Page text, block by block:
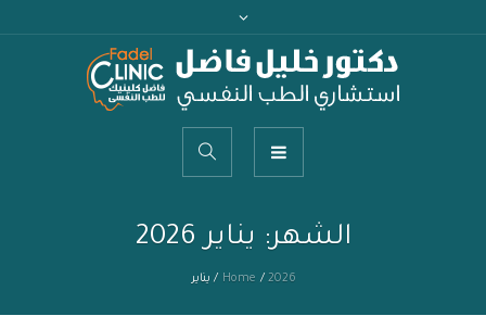
الشهر: يناير 2026
Home / 2026
/ يناير